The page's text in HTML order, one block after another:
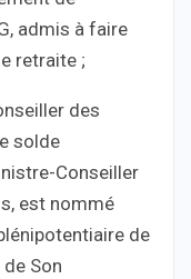
admis à faire
retraite ;
des
solde
Conseiller
est nommé
de
Son